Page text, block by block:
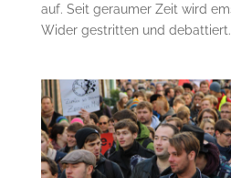
auf. Seit geraumer Zeit wird
Wider gestritten und debattiert.